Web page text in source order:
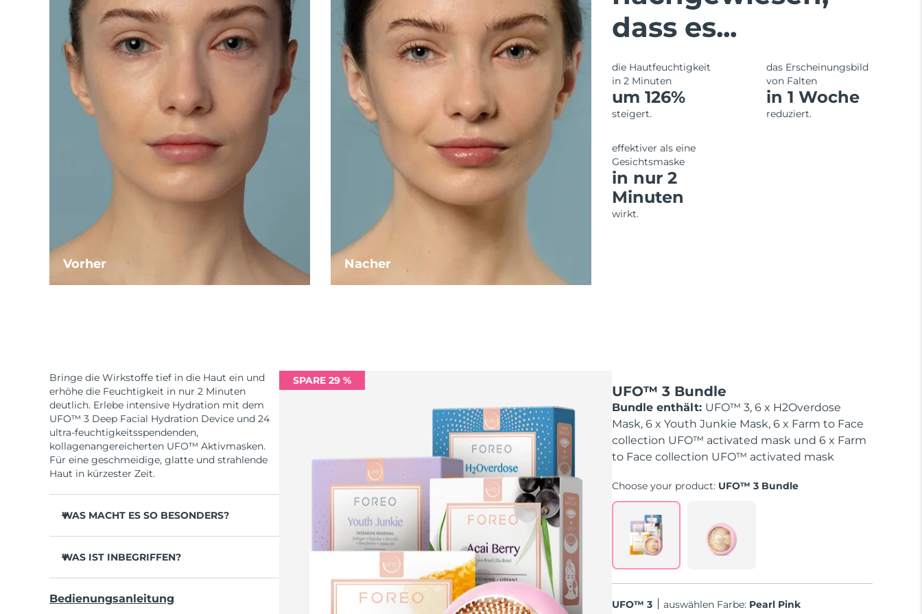
Vorher Nacher
dass es...
die Hautfeuchtigkeit
in 2 Minuten
um 126%
steigert.
das Erscheinungsbild
von Falten
in 1 Woche
reduziert.
effektiver als eine
Gesichtsmaske
in nur 2
Minuten
wirkt.
SPARE 29 %
UFO™ 3 Bundle
Bundle enthält: UFO™ 3, 6 x H2Overdose
Mask, 6 x Youth Junkie Mask, 6 x Farm to Face
collection UFO™ activated mask und 6 x Farm
to Face collection UFO™ activated mask
Choose your product: UFO™ 3 Bundle
UFO™ 3 Auswählen Farbe: Pearl Pink
Bringe die Wirkstoffe tief in die Haut ein und
erhöhe die Feuchtigkeit in nur 2 Minuten
deutlich. Erlebe intensive Hydration mit dem
UFO™ 3 Deep Facial Hydration Device und 24
ultra-feuchtigkeitsspendenden,
kollagenangereicherten UFO™ Aktivmasken.
Für eine geschmeidige, glatte und strahlende
Haut in kürzester Zeit.
WAS MACHT ES SO BESONDERS?
Hautfeuchtigkeit in 2 Minuten um 126 % und
Erscheinungsbild von Falten in nur 1 Woche.
WAS IST INBEGRIFFEN?
6 x UFO™ Youth Junkie 2.0 Masks, 6 x UFO™
Bedienungsanleitung